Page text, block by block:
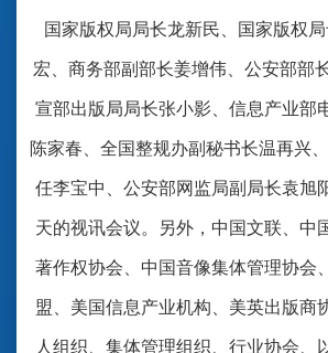
国家版权局局长龙新民、国家版权
宏、商务部副部长姜增伟、公安部部
宣部出版局局长张小影、信息产业部
陈家春、全国整规办副秘书长温再兴
任李宝中、公安部网监局副局长袁旭
天的视讯会议。另外，中国文联、中
著作权协会、中国音像集体管理协会
盟、美国信息产业机构、美英出版商
人组织、集体管理组织、行业协会、